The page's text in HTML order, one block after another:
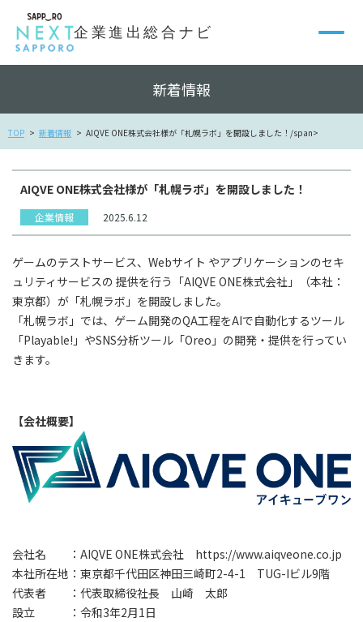
新着情報
TOP 新着情報 AIQVE ONE株式会社様が「札幌ラボ」を開設しました！/span>
AIQVE ONE株式会社様が「札幌ラボ」を開設しました！
企業情報 2025.6.12
ゲームのテストサービス、Webサイト やアプリケーションのセキ
ュリティサービスの 提供を行う「AIQVE ONE株式会社」（本社：
東京都）が「札幌ラボ」を開設しました。
「札幌ラボ」では、ゲーム開発のQA工程をAIで自動化するツール
「Playable!」やSNS分析ツール「Oreo」の開発・提供を行ってい
きます。
【会社概要】
会社名 ：AIQVE ONE株式会社 https://www.aiqveone.co.jp
本社所在地：東京都千代田区神田三崎町2-4-1 TUG-Iビル9階
代表者 ：代表取締役社長 山崎 太郎
設立 ：令和3年2月1日